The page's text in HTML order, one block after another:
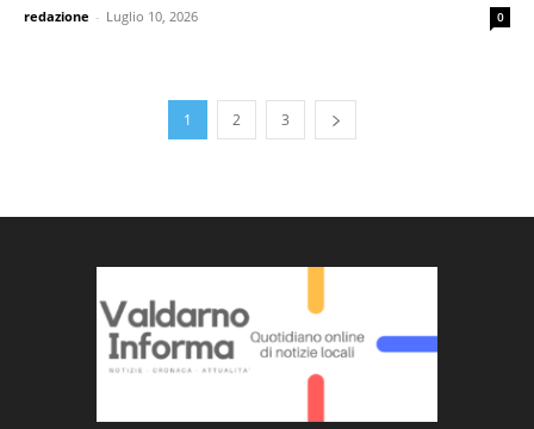
redazione - Luglio 10, 2026 0
1 2 3